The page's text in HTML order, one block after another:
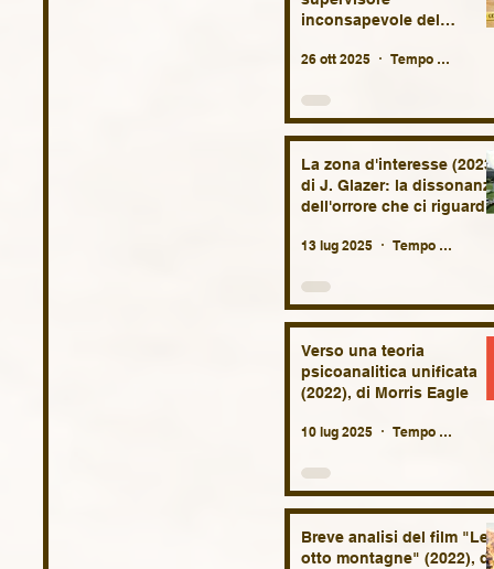
inconsapevole del
26 ott 2025 Tempo di lettura: 9 min
La zona d'interesse
di J. Glazer: la
dell'orrore che ci riguarda
che mai.
13 lug 2025 Tempo di lettura: 5 min
Verso una teoria
psicoanalitica unificata
(2022), di Morris Eagle
10 lug 2025 Tempo di lettura: 4 min
Breve analisi del film "Le
otto montagne" (2022), di